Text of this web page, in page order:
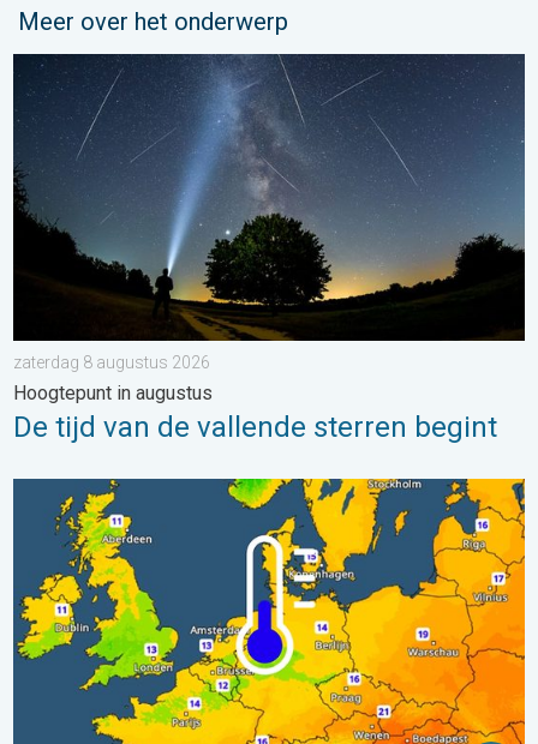
Meer over het onderwerp
De tijd van de vallende sterren begint. Hoogtepunt in
zaterdag 8 augustus 2026
Hoogtepunt in augustus
De tijd van de vallende sterren begint
Er komen koelere nachten aan. West- en Midden-Europa. . .